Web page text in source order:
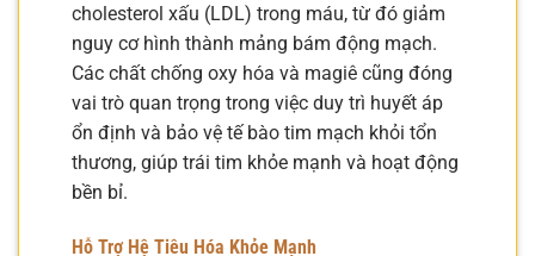
cholesterol xấu (LDL) trong máu, từ đó giảm
nguy cơ hình thành mảng bám động mạch.
Các chất chống oxy hóa và magiê cũng đóng
vai trò quan trọng trong việc duy trì huyết áp
ổn định và bảo vệ tế bào tim mạch khỏi tổn
thương, giúp trái tim khỏe mạnh và hoạt động
bền bỉ.
Hỗ Trợ Hệ Tiêu Hóa Khỏe Mạnh